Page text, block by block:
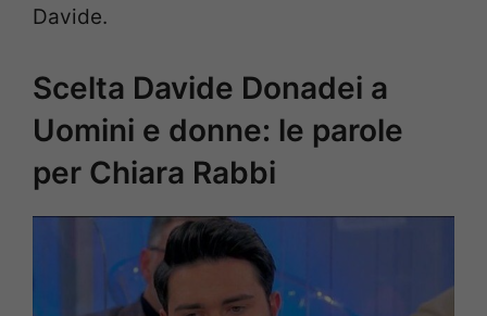
Davide.
Scelta Davide Donadei a
Uomini e donne: le parole
per Chiara Rabbi